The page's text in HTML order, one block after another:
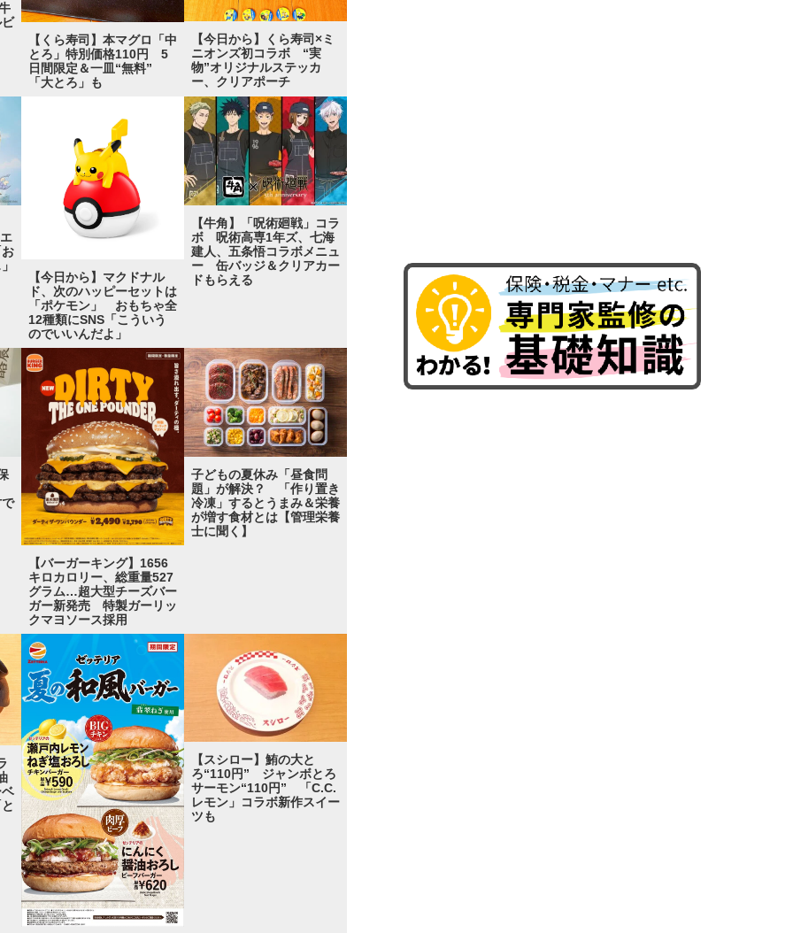
【くら寿司】本マグロ「中
とろ」特別価格110円 5
日間限定＆一皿“無料”
「大とろ」も
【今日から】くら寿司×ミ
ニオンズ初コラボ “実
物”オリジナルステッカ
ー、クリアポーチ
【今日から】マクドナル
ド、次のハッピーセットは
「ポケモン」 おもちゃ全
12種類にSNS「こういう
のでいいんだよ」
【牛角】「呪術廻戦」コラ
ボ 呪術高専1年ズ、七海
建人、五条悟コラボメニュ
ー 缶バッジ＆クリアカー
ドもらえる
【バーガーキング】1656
キロカロリー、総重量527
グラム…超大型チーズバー
ガー新発売 特製ガーリッ
クマヨソース採用
子どもの夏休み「昼食問
題」が解決？ 「作り置き
冷凍」するとうまみ＆栄養
が増す食材とは【管理栄養
士に聞く】
【スシロー】鮪の大と
ろ“110円” ジャンボとろ
サーモン“110円” 「C.C.
レモン」コラボ新作スイー
ツも